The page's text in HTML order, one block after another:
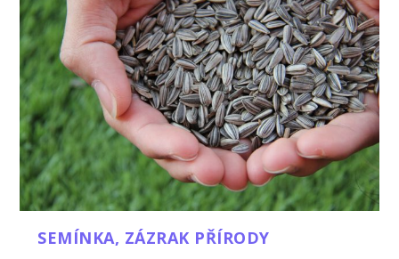
SEMÍNKA, ZÁZRAK PŘÍRODY